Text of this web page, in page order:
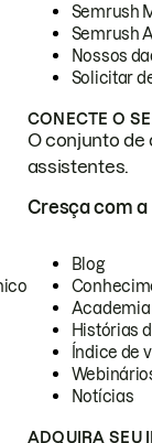
Semrush
Semrush
Nossos
Solicitar
CONECTE O
O conjunto de
assistentes.
Cresça com a
Blog
Academia
Histórias
Índice de
Notícias
ADQUIRA SEU